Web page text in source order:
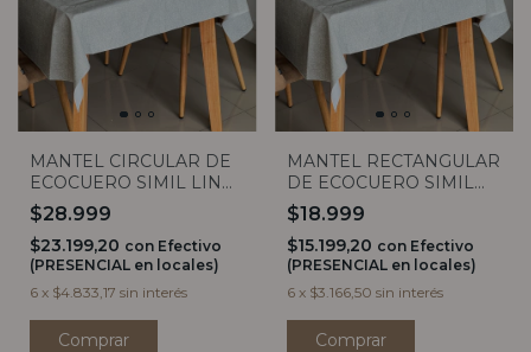
MANTEL CIRCULAR DE
ECOCUERO SIMIL LINO
GRIS 1,40
$28.999
$23.199,20 con Efectivo
(PRESENCIAL en locales)
6 x $4.833,17 sin interés
Comprar
MANTEL RECTANGULAR
DE ECOCUERO SIMIL
LINO GRIS (4 MEDIDAS)
$18.999
$15.199,20 con Efectivo
(PRESENCIAL en locales)
6 x $3.166,50 sin interés
Comprar